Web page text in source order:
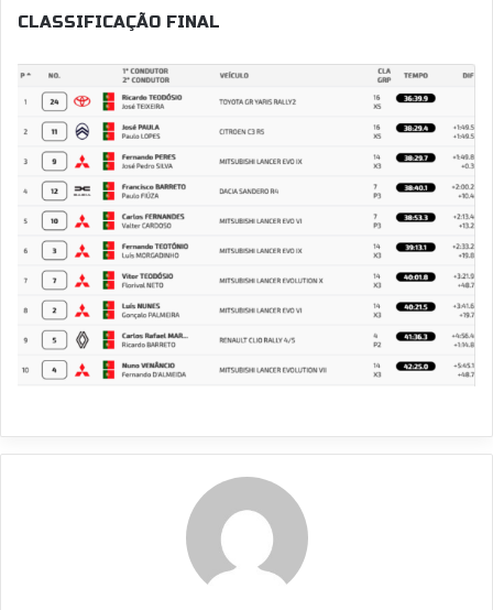
CLASSIFICAÇÃO FINAL